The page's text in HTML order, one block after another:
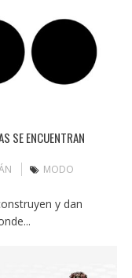
SE ENCUENTRAN
MODO
y dan